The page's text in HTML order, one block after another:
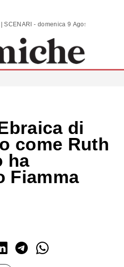
ANALISI | COMMENTI | SCENARI - domenica 9 Agosto 2026
di
come Ruth
ha
Fiamma